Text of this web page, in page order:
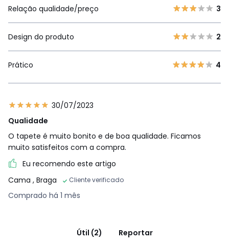
Relação qualidade/preço
3
Design do produto 2
Prático 4
30/07/2023
Qualidade
O tapete é muito bonito e de boa qualidade. Ficamos
muito satisfeitos com a compra.
Eu recomendo este artigo
Cama , Braga Cliente verificado
Comprado há 1 mês
Útil (2)
Reportar